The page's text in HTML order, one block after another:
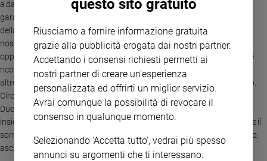
a dare speranza alle famiglie; dare certezza di una cura di qualità; dare
garanzia di una serietà professionale nel prenderci cura del bambino e
della sua mamma. Bambini dai zero giorni di vita ai 14 anni, trovano nel
nostro ospedale l’opportunità di essere curati nei nostri ambulatori,
oppure di essere sotto osservazione nel nostro day hospital, o di essere
ricoverati nei 4 reparti di degenza (2 pediatrici, uno di neonatologia e un
altro di terapia intensiva pediatrica e neonatale). Ottantadue posti letto.
Circa 3.400 ricoveri l’anno e 37.000 visite ambulatoriali l’anno.
Duecentotrentotto dipendenti, tutti palestinesi, cristiani e mussulmani
insieme per dare vita ad un team che ha il compito “finale” di far ritornare il
sorriso al bambino. Ci riusciamo? Sì’ il più delle volte e se non ci riusciamo,
asciughiamo le loro lacrime, lasciando scorrere le nostre».
questo sito gratuito
Riusciamo a fornire informazione gratuita
grazie alla pubblicità erogata dai nostri partner.
Accettando i consensi richiesti permetti ai
nostri partner di creare un'esperienza
personalizzata ed offrirti un miglior servizio.
Avrai comunque la possibilità di revocare il
consenso in qualunque momento.
Selezionando 'Accetta tutto', vedrai più spesso
annunci su argomenti che ti interessano.